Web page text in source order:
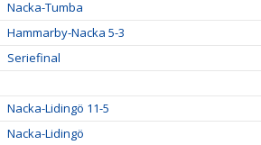
Nacka-Tumba
Hammarby-Nacka 5-3
Seriefinal
Nacka-Lidingö 11-5
Nacka-Lidingö